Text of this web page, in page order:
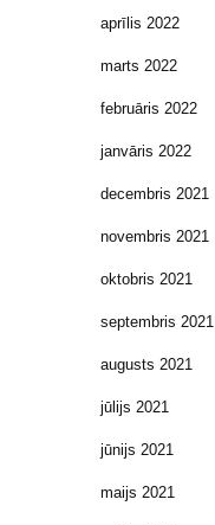
aprīlis 2022
marts 2022
februāris 2022
janvāris 2022
decembris 2021
novembris 2021
oktobris 2021
septembris 2021
augusts 2021
jūlijs 2021
jūnijs 2021
maijs 2021